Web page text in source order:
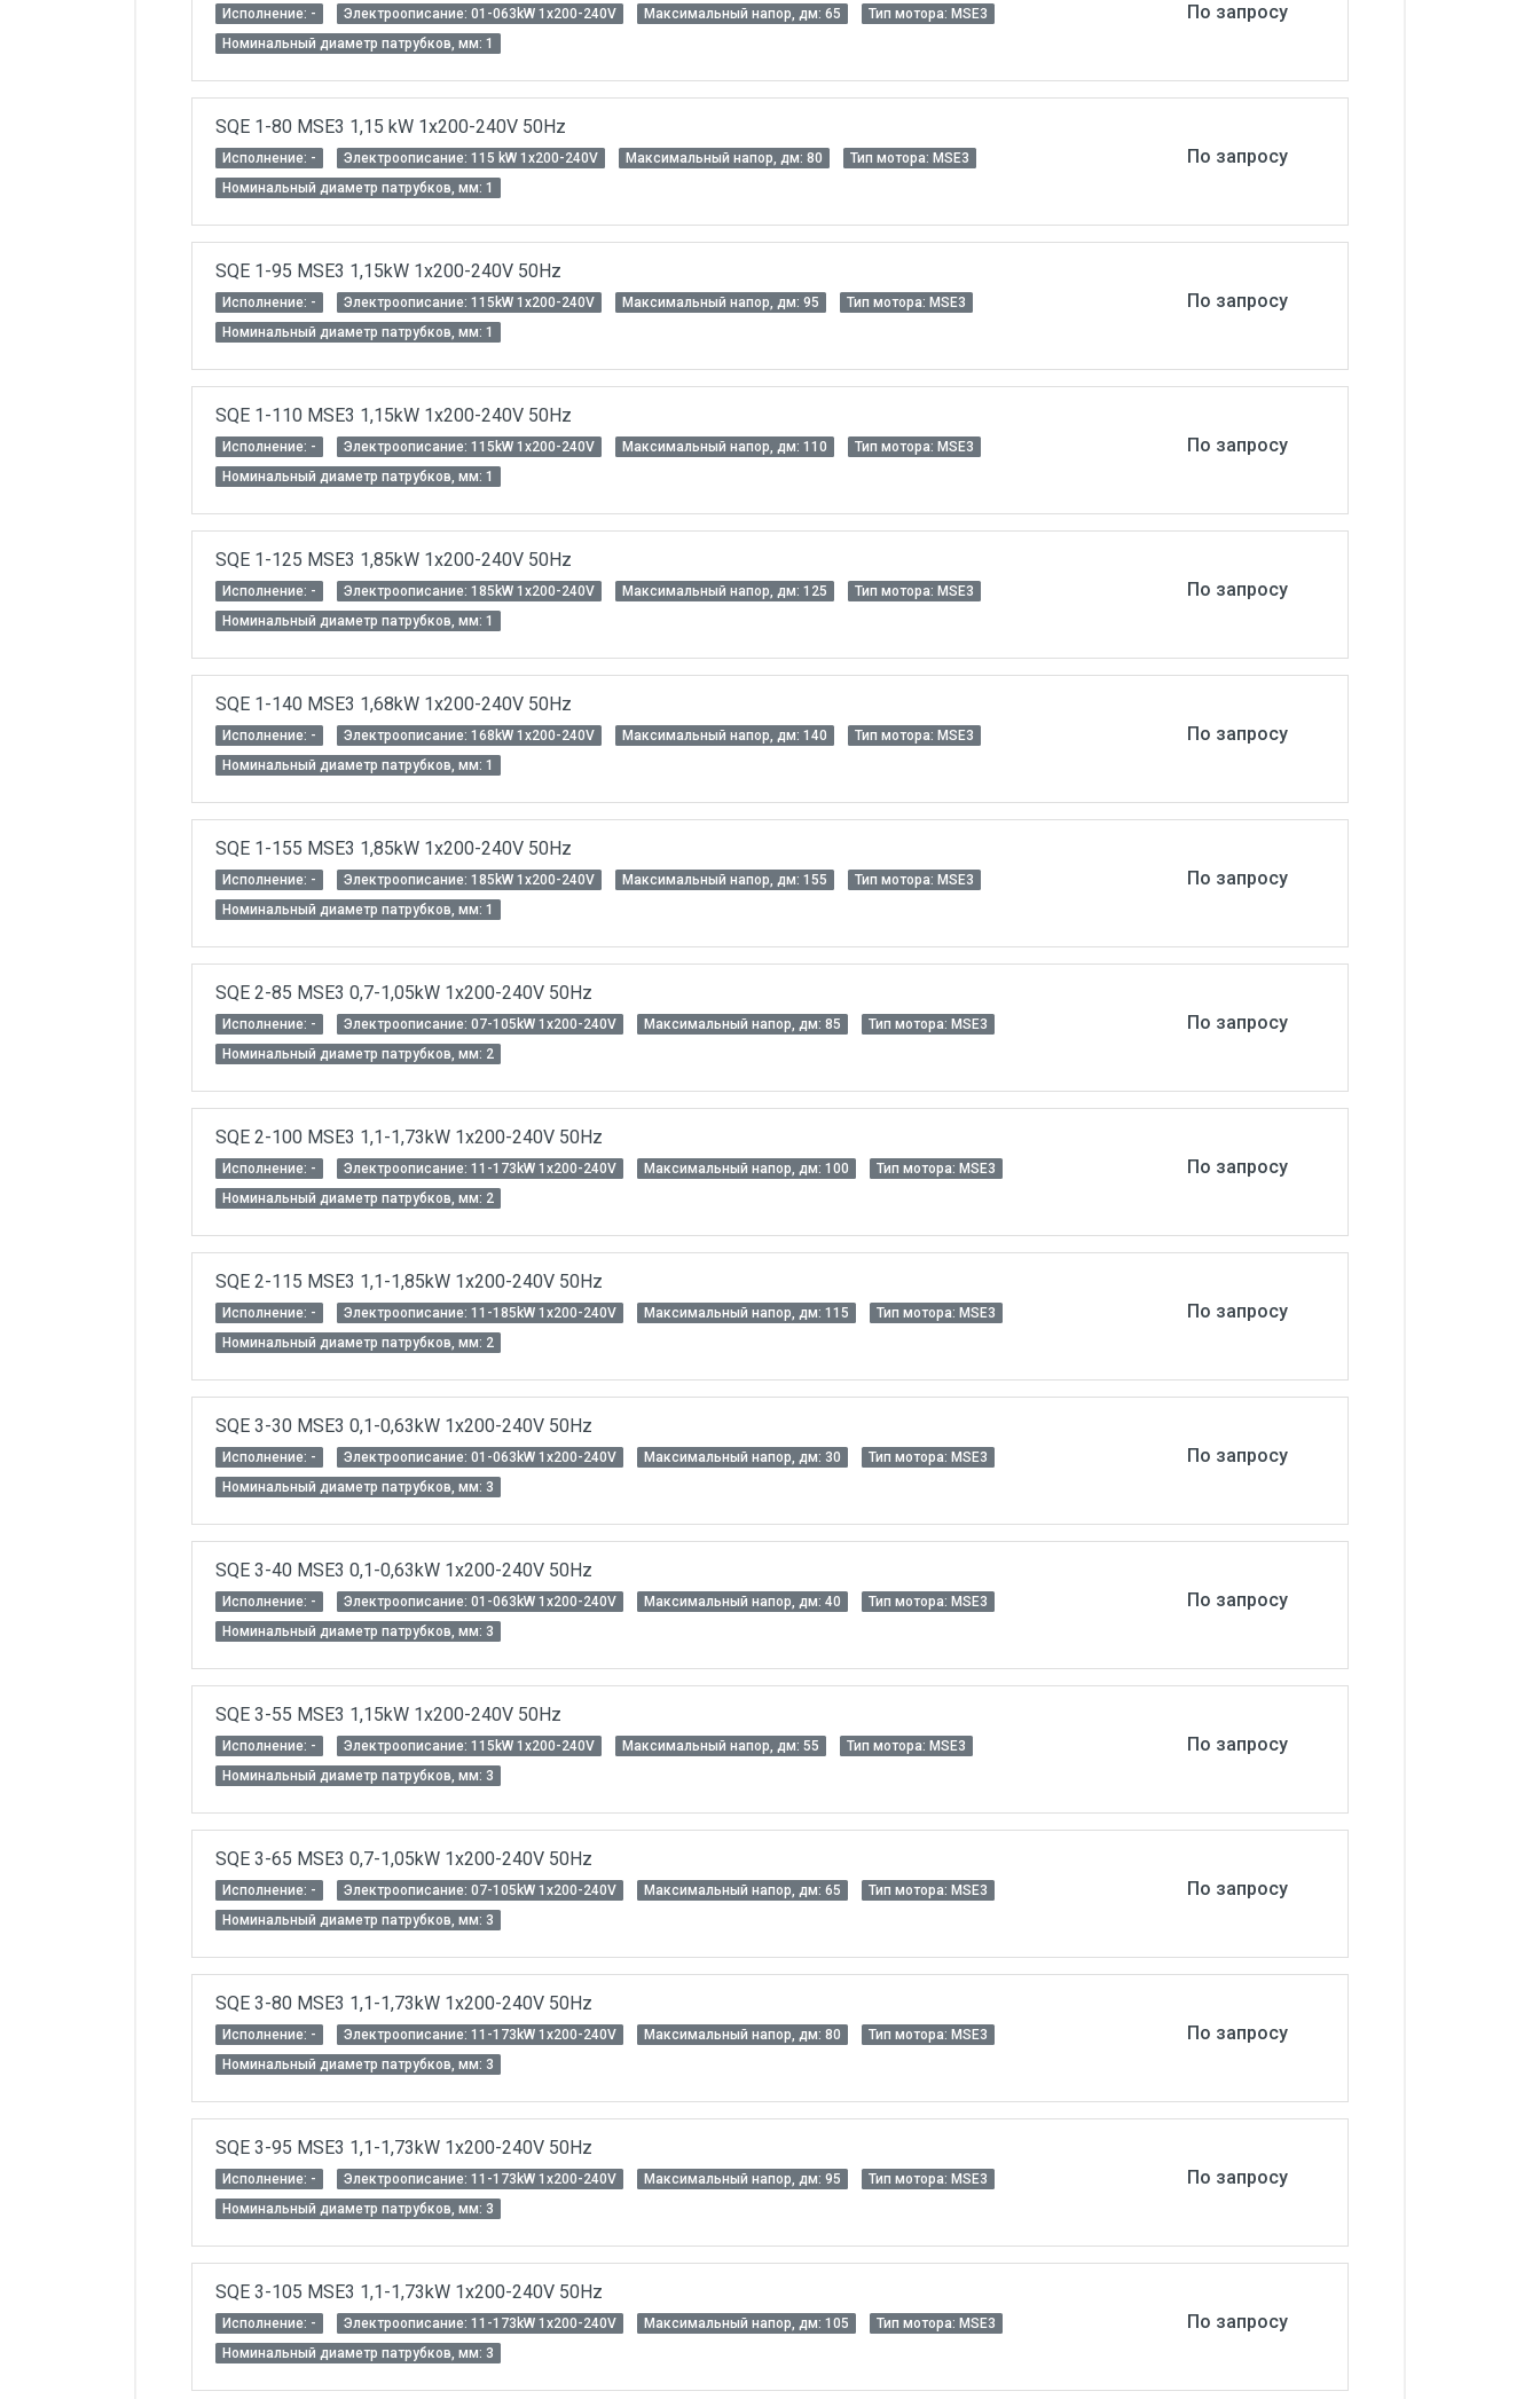
Исполнение: - Электроописание: 01-063kW 1x200-240V Максимальный напор, дм: 65
Тип мотора: MSЕ3
Номинальный диаметр патрубков, мм: 1
По запросу
SQE 1-80 MSE3 1,15 kW 1x200-240V 50Hz
Исполнение: - Электроописание: 115 kW 1x200-240V Максимальный напор, дм: 80
Тип мотора: MSЕ3
Номинальный диаметр патрубков, мм: 1
По запросу
SQE 1-95 MSE3 1,15kW 1x200-240V 50Hz
Исполнение: - Электроописание: 115kW 1x200-240V Максимальный напор, дм: 95
Тип мотора: MSЕ3
Номинальный диаметр патрубков, мм: 1
По запросу
SQE 1-110 MSE3 1,15kW 1x200-240V 50Hz
Исполнение: - Электроописание: 115kW 1x200-240V Максимальный напор, дм: 110
Тип мотора: MSЕ3
Номинальный диаметр патрубков, мм: 1
По запросу
SQE 1-125 MSE3 1,85kW 1x200-240V 50Hz
Исполнение: - Электроописание: 185kW 1x200-240V Максимальный напор, дм: 125
Тип мотора: MSЕ3
Номинальный диаметр патрубков, мм: 1
По запросу
SQE 1-140 MSE3 1,68kW 1x200-240V 50Hz
Исполнение: - Электроописание: 168kW 1x200-240V Максимальный напор, дм: 140
Тип мотора: MSЕ3
Номинальный диаметр патрубков, мм: 1
По запросу
SQE 1-155 MSE3 1,85kW 1x200-240V 50Hz
Исполнение: - Электроописание: 185kW 1x200-240V Максимальный напор, дм: 155
Тип мотора: MSЕ3
Номинальный диаметр патрубков, мм: 1
По запросу
SQE 2-85 MSE3 0,7-1,05kW 1x200-240V 50Hz
Исполнение: - Электроописание: 07-105kW 1x200-240V Максимальный напор, дм: 85
Тип мотора: MSЕ3
Номинальный диаметр патрубков, мм: 2
По запросу
SQE 2-100 MSE3 1,1-1,73kW 1x200-240V 50Hz
Исполнение: - Электроописание: 11-173kW 1x200-240V Максимальный напор, дм: 100
Тип мотора: MSЕ3
Номинальный диаметр патрубков, мм: 2
По запросу
SQE 2-115 MSE3 1,1-1,85kW 1x200-240V 50Hz
Исполнение: - Электроописание: 11-185kW 1x200-240V Максимальный напор, дм: 115
Тип мотора: MSЕ3
Номинальный диаметр патрубков, мм: 2
По запросу
SQE 3-30 MSE3 0,1-0,63kW 1x200-240V 50Hz
Исполнение: - Электроописание: 01-063kW 1x200-240V Максимальный напор, дм: 30
Тип мотора: MSЕ3
Номинальный диаметр патрубков, мм: 3
По запросу
SQE 3-40 MSE3 0,1-0,63kW 1x200-240V 50Hz
Исполнение: - Электроописание: 01-063kW 1x200-240V Максимальный напор, дм: 40
Тип мотора: MSЕ3
Номинальный диаметр патрубков, мм: 3
По запросу
SQE 3-55 MSE3 1,15kW 1x200-240V 50Hz
Исполнение: - Электроописание: 115kW 1x200-240V Максимальный напор, дм: 55
Тип мотора: MSЕ3
Номинальный диаметр патрубков, мм: 3
По запросу
SQE 3-65 MSE3 0,7-1,05kW 1x200-240V 50Hz
Исполнение: - Электроописание: 07-105kW 1x200-240V Максимальный напор, дм: 65
Тип мотора: MSЕ3
Номинальный диаметр патрубков, мм: 3
По запросу
SQE 3-80 MSE3 1,1-1,73kW 1x200-240V 50Hz
Исполнение: - Электроописание: 11-173kW 1x200-240V Максимальный напор, дм: 80
Тип мотора: MSЕ3
Номинальный диаметр патрубков, мм: 3
По запросу
SQE 3-95 MSE3 1,1-1,73kW 1x200-240V 50Hz
Исполнение: - Электроописание: 11-173kW 1x200-240V Максимальный напор, дм: 95
Тип мотора: MSЕ3
Номинальный диаметр патрубков, мм: 3
По запросу
SQE 3-105 MSE3 1,1-1,73kW 1x200-240V 50Hz
Исполнение: - Электроописание: 11-173kW 1x200-240V Максимальный напор, дм: 105
Тип мотора: MSЕ3
Номинальный диаметр патрубков, мм: 3
По запросу